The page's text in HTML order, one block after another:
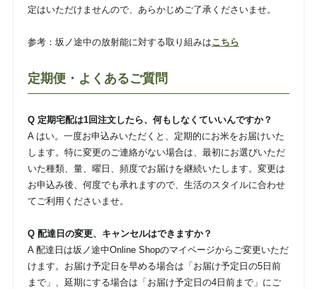
定はいただけませんので、あらかじめご了承くださいませ。
参考：坂ノ途中の放射能に対する取り組みはこちら
定期便・よくあるご質問
Q 定期宅配は1回注文したら、何もしなくていいんですか？
A はい。一度お申込みいただくと、定期的にお米をお届けいた
します。特に変更のご連絡がない場合は、最初にお選びいただ
いた種類、量、曜日、頻度でお届けを継続いたします。変更は
お申込み後、何度でも承れますので、生活のスタイルに合わせ
てご利用くださいませ。
Q 配達日の変更、キャンセルはできますか？
A 配達日は坂ノ途中Online Shopのマイページからご変更いただ
けます。お届け予定日を早める場合は「お届け予定日の5日前
まで」、延期にする場合は「お届け予定日の4日前まで」にご